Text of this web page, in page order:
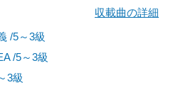
収載曲の詳細
/5～3級
/5～3級
3級